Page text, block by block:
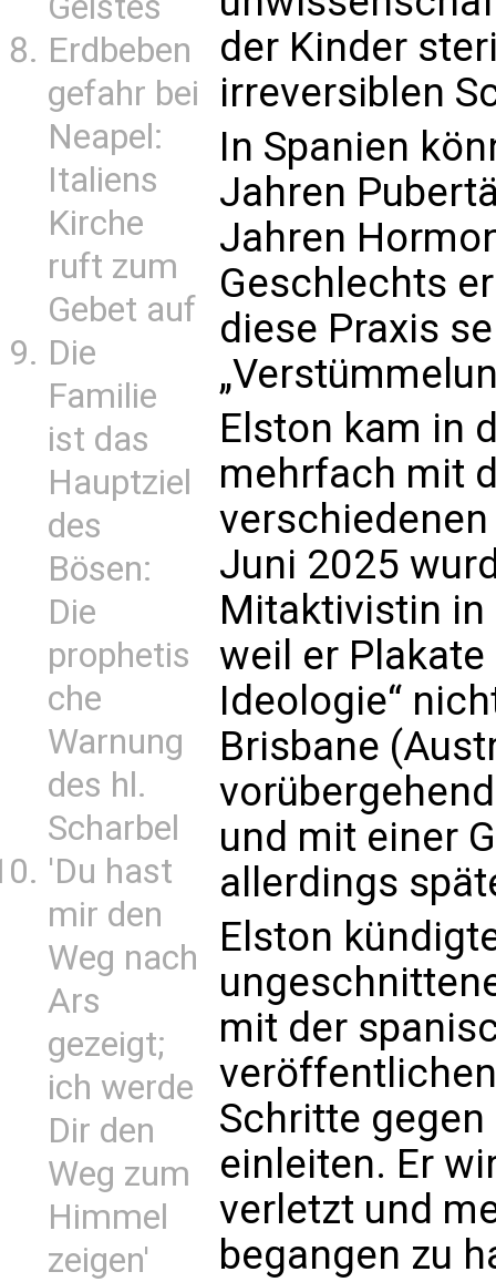
Erdbeben
gefahr bei
Neapel:
Italiens
Kirche
ruft zum
Gebet auf
Die
Familie
ist das
Hauptziel
des
Bösen:
Die
prophetis
che
Warnung
des hl.
Scharbel
'Du hast
mir den
Weg nach
Ars
gezeigt;
ich werde
Dir den
Weg zum
Himmel
zeigen'
der Kinder
irreversiblen
In Spanien
Jahren
Jahren
Geschlechts
diese Praxis
Elston kam in
mehrfach mit
Juni 2025
Mitaktivistin in
weil er Plakate
Ideologie“
Brisbane
und mit einer
allerdings
Elston
mit der
Schritte
einleiten. Er
verletzt und
begangen zu